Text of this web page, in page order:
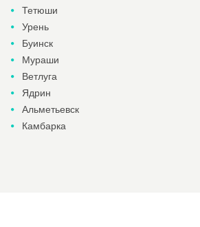
Тетюши
Урень
Буинск
Мураши
Ветлуга
Ядрин
Альметьевск
Камбарка